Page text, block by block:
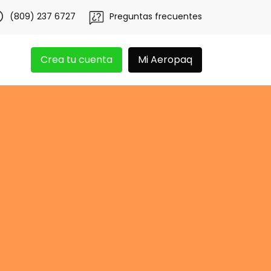
20 libras gratis por 3 meses! Tu app Aeropaq se
(809) 237 6727 Preguntas frecuentes
Crea tu cuenta Mi Aeropaq